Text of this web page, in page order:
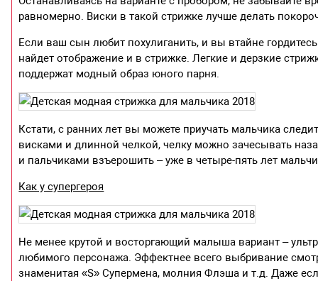
равномерно. Виски в такой стрижке лучше делать
Если ваш сын любит похулиганить, и вы втайне
найдет отображение и в стрижке. Легкие и дерзкие
поддержат модный образ юного парня.
⁣Кстати, с ранних лет вы можете приучать мальчика
висками и длинной челкой, челку можно зачесывать
и пальчиками взъерошить – уже в четыре-пять лет
Как у супергероя
Не менее крутой и восторгающий малыша вариант –
любимого персонажа. Эффектнее всего выбривание
знаменитая «S» Супермена, молния Флэша и т.д. Даже